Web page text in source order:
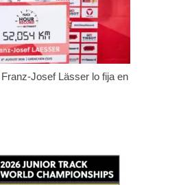
Josef Lässer lo fija en